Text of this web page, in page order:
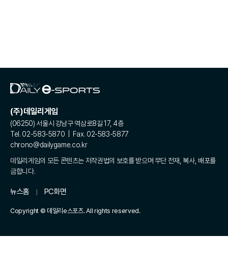
(주)데일리게임
(06250) 서울시 강남구 역삼로8길 17, 4층
Tel. 02-583-5870 | Fax. 02-583-5877
chrono@dailygame.co.kr
데일리게임의 모든 콘텐츠는 저작권법의 보호를 받으며 무단 전재, 복사, 배포를
금합니다.
뉴스홈 PC화면
Copyright © 데일리e스포츠. All rights reserved.